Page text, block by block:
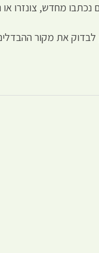
מחדש, צונזרו
את מקור ההבדלים